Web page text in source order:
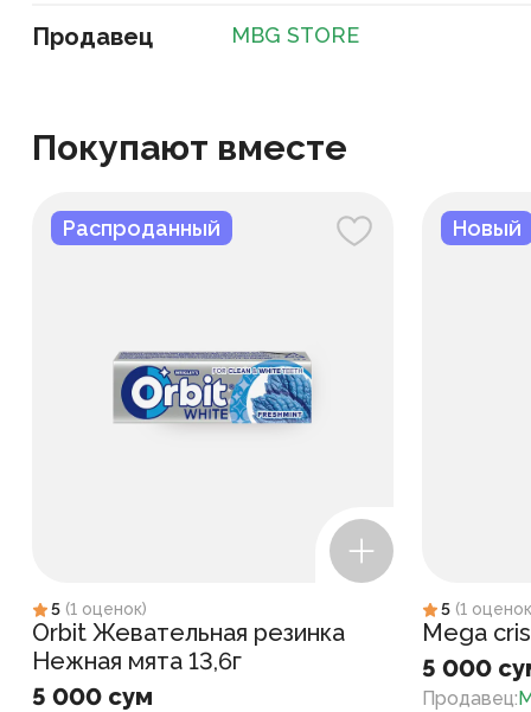
Продавец MBG STORE
Покупают вместе
Распроданный
5 (1 оценок)
Orbit Жевательная резинка
Нежная мята 13,6г
5 000 сум
Новый
5 (1 оценок
Mega
5 000
Продавец: